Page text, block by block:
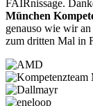
FAIRnissage.
München
genauso wie wir
zum dritten Mal in